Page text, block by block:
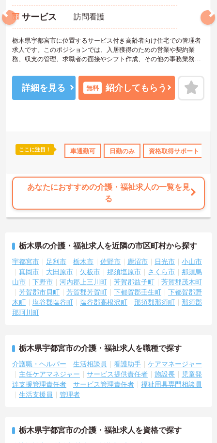
オープニングスタッフ募集 資格取得サポート 研修制度あり
サービス 訪問看護
栃木県宇都宮市に位置するサービス付き高齢者向け住宅での管理者
求人です。このポジションでは、入居獲得のための営業や契約業
務、収支の管理、求職者の面接やシフト作成、その他の事務業務を
メントや業務の効率化を図る役割が求められます。ご興味をお持ち
の方はお気軽にお問い合わせください。
詳細を見る 無料 紹介してもらう
ここに注目！ 車通勤可 日勤のみ 資格取得サポート
あなたにおすすめの介護・福祉求人の一覧を見
る
栃木県の介護・福祉求人を近隣の市区町村から探す
宇都宮市 足利市 栃木市 佐野市 鹿沼市 日光市
小山市
真岡市
大田原市 矢板市 那須塩原市 さくら市
那須烏
山市
下野市 河内郡上三川町 芳賀郡益子町
芳賀郡茂木町
芳賀郡市貝町
芳賀郡芳賀町 下都賀郡壬生町
下都賀郡野
木町
塩谷郡塩谷町 塩谷郡高根沢町 那須郡那須町
那須郡
那珂川町
栃木県宇都宮市の介護・福祉求人を職種で探す
介護職・ヘルパー 生活相談員 看護助手
ケアマネージャー
主任ケアマネジャー
サービス提供責任者 施設長
児童発
達支援管理責任者
サービス管理責任者
福祉用具専門相談員
生活支援員
管理者
栃木県宇都宮市の介護・福祉求人を資格で探す